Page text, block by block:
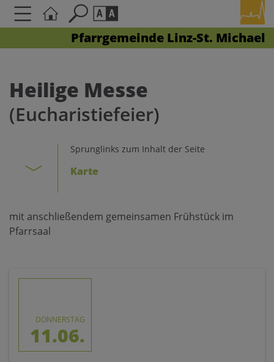
Pfarrgemeinde Linz-St. Michael
Schriftgröße
AAA
Kontrasteinstellungen
A
Heilige Messe
(Eucharistiefeier)
Sprunglinks zum Inhalt der Seite
Karte
mit anschließendem gemeinsamen Frühstück im
Pfarrsaal
DONNERSTAG
11.06.